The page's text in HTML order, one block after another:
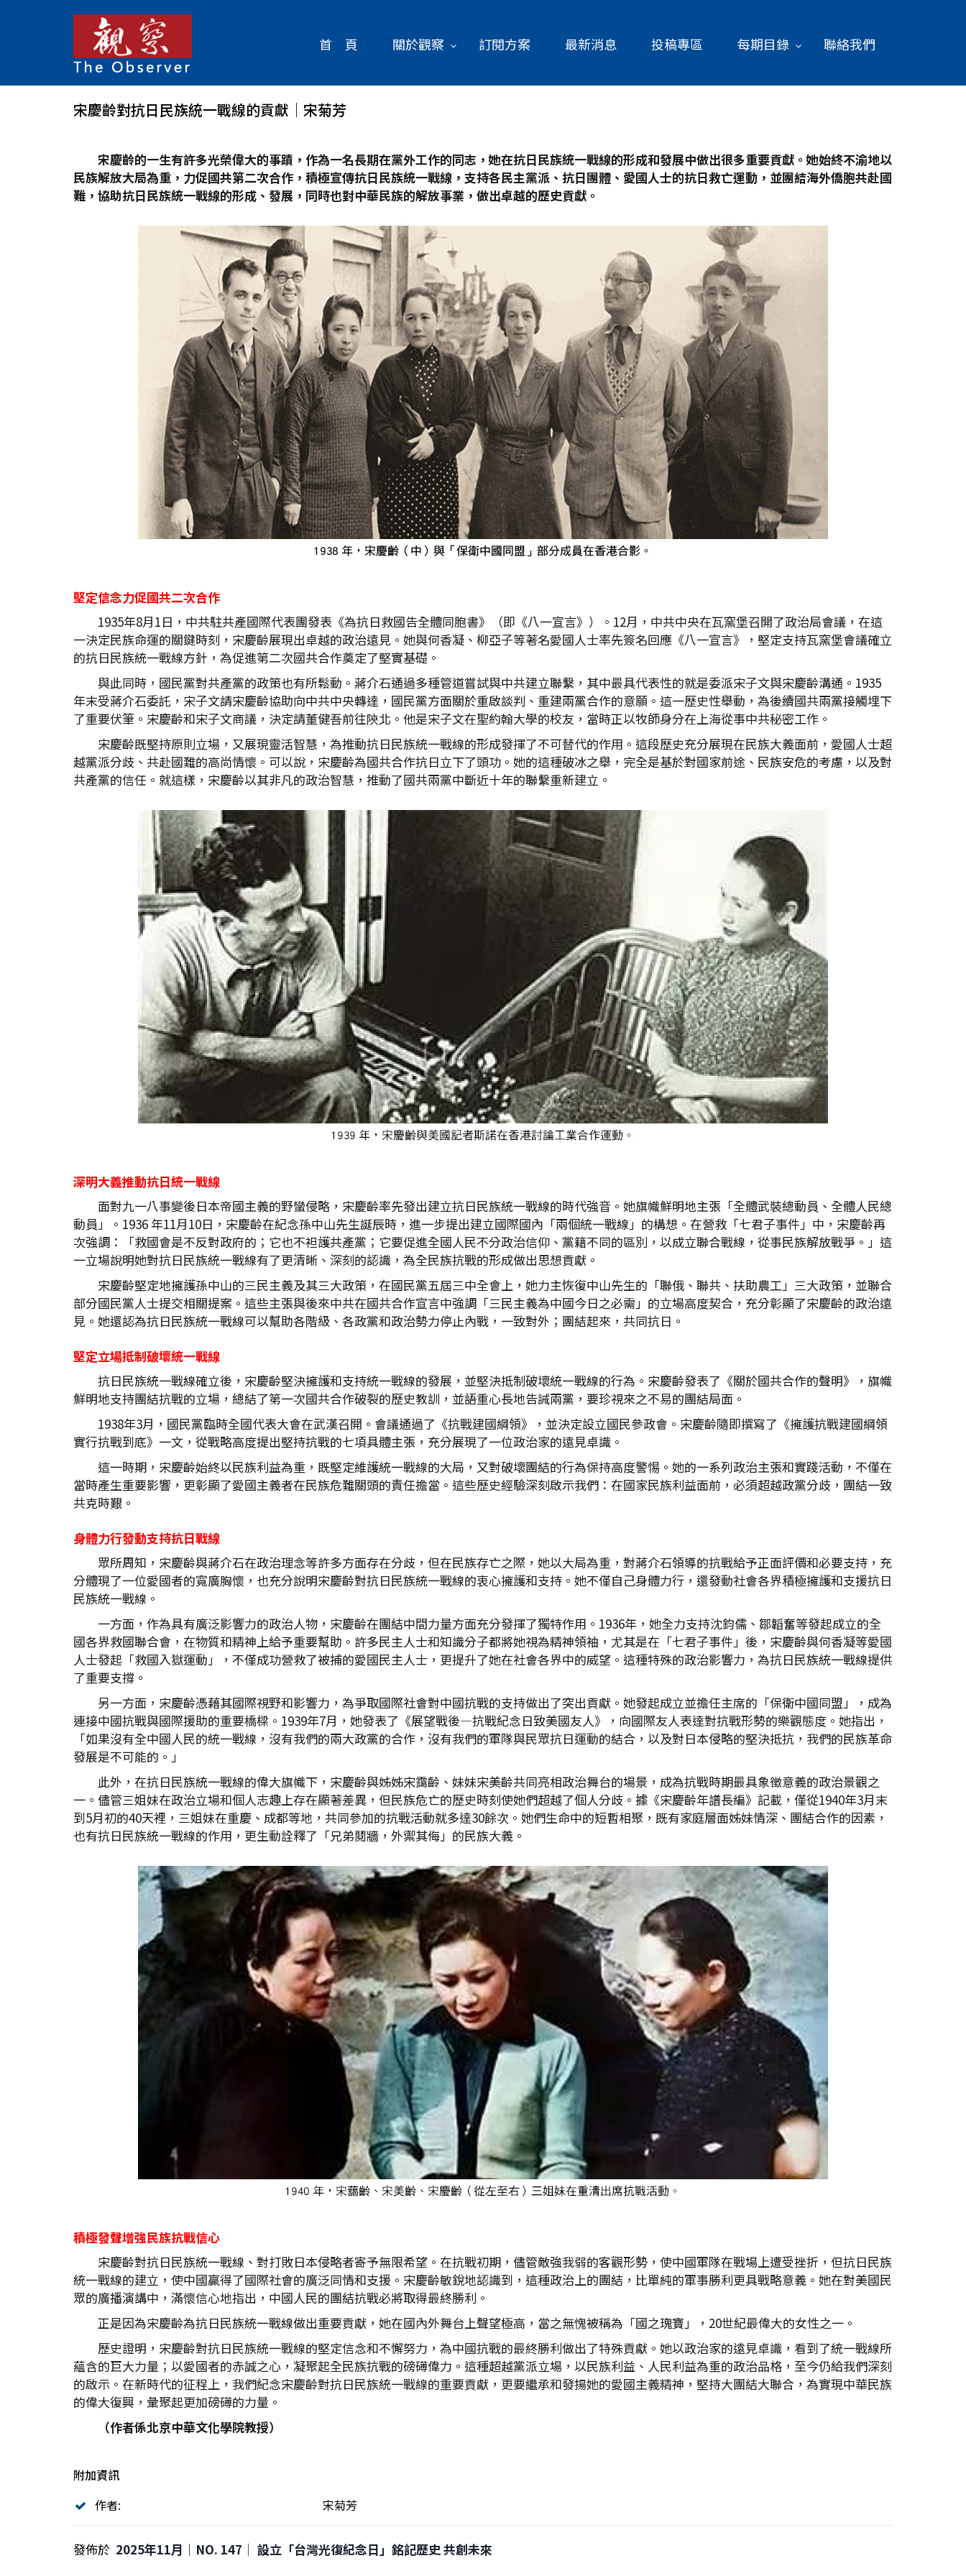
首 頁 關於觀察 訂閱方案 最新消息 投稿專區 每期目錄 聯絡我們
宋慶齡對抗日民族統一戰線的貢獻│宋菊芳
宋慶齡的一生有許多光榮偉大的事蹟，作為一名長期在黨外工作的同志，她在抗日民族統一戰線的形成和發展中做出很多重要貢獻。她始終不渝地以
民族解放大局為重，力促國共第二次合作，積極宣傳抗日民族統一戰線，支持各民主黨派、抗日團體、愛國人士的抗日救亡運動，並團結海外僑胞共赴國
難，協助抗日民族統一戰線的形成、發展，同時也對中華民族的解放事業，做出卓越的歷史貢獻。
堅定信念力促國共二次合作
1935年8月1日，中共駐共產國際代表團發表《為抗日救國告全體同胞書》（即《八一宣言》）。12月，中共中央在瓦窯堡召開了政治局會議，在這
一決定民族命運的關鍵時刻，宋慶齡展現出卓越的政治遠見。她與何香凝、柳亞子等著名愛國人士率先簽名回應《八一宣言》，堅定支持瓦窯堡會議確立
的抗日民族統一戰線方針，為促進第二次國共合作奠定了堅實基礎。
與此同時，國民黨對共產黨的政策也有所鬆動。蔣介石通過多種管道嘗試與中共建立聯繫，其中最具代表性的就是委派宋子文與宋慶齡溝通。1935
年末受蔣介石委託，宋子文請宋慶齡協助向中共中央轉達，國民黨方面關於重啟談判、重建兩黨合作的意願。這一歷史性舉動，為後續國共兩黨接觸埋下
了重要伏筆。宋慶齡和宋子文商議，決定請董健吾前往陝北。他是宋子文在聖約翰大學的校友，當時正以牧師身分在上海從事中共秘密工作。
宋慶齡既堅持原則立場，又展現靈活智慧，為推動抗日民族統一戰線的形成發揮了不可替代的作用。這段歷史充分展現在民族大義面前，愛國人士超
越黨派分歧、共赴國難的高尚情懷。可以說，宋慶齡為國共合作抗日立下了頭功。她的這種破冰之舉，完全是基於對國家前途、民族安危的考慮，以及對
共產黨的信任。就這樣，宋慶齡以其非凡的政治智慧，推動了國共兩黨中斷近十年的聯繫重新建立。
深明大義推動抗日統一戰線
面對九一八事變後日本帝國主義的野蠻侵略，宋慶齡率先發出建立抗日民族統一戰線的時代強音。她旗幟鮮明地主張「全體武裝總動員、全體人民總
動員」。1936 年11月10日，宋慶齡在紀念孫中山先生誕辰時，進一步提出建立國際國內「兩個統一戰線」的構想。在營救「七君子事件」中，宋慶齡再
次強調：「救國會是不反對政府的；它也不袒護共產黨；它要促進全國人民不分政治信仰、黨籍不同的區別，以成立聯合戰線，從事民族解放戰爭。」這
一立場說明她對抗日民族統一戰線有了更清晰、深刻的認識，為全民族抗戰的形成做出思想貢獻。
宋慶齡堅定地擁護孫中山的三民主義及其三大政策，在國民黨五屆三中全會上，她力主恢復中山先生的「聯俄、聯共、扶助農工」三大政策，並聯合
部分國民黨人士提交相關提案。這些主張與後來中共在國共合作宣言中強調「三民主義為中國今日之必需」的立場高度契合，充分彰顯了宋慶齡的政治遠
見。她還認為抗日民族統一戰線可以幫助各階級、各政黨和政治勢力停止內戰，一致對外；團結起來，共同抗日。
堅定立場抵制破壞統一戰線
抗日民族統一戰線確立後，宋慶齡堅決擁護和支持統一戰線的發展，並堅決抵制破壞統一戰線的行為。宋慶齡發表了《關於國共合作的聲明》，旗幟
鮮明地支持團結抗戰的立場，總結了第一次國共合作破裂的歷史教訓，並語重心長地告誡兩黨，要珍視來之不易的團結局面。
1938年3月，國民黨臨時全國代表大會在武漢召開。會議通過了《抗戰建國綱領》，並決定設立國民參政會。宋慶齡隨即撰寫了《擁護抗戰建國綱領
實行抗戰到底》一文，從戰略高度提出堅持抗戰的七項具體主張，充分展現了一位政治家的遠見卓識。
這一時期，宋慶齡始終以民族利益為重，既堅定維護統一戰線的大局，又對破壞團結的行為保持高度警惕。她的一系列政治主張和實踐活動，不僅在
當時產生重要影響，更彰顯了愛國主義者在民族危難關頭的責任擔當。這些歷史經驗深刻啟示我們：在國家民族利益面前，必須超越政黨分歧，團結一致
共克時艱。
身體力行發動支持抗日戰線
眾所周知，宋慶齡與蔣介石在政治理念等許多方面存在分歧，但在民族存亡之際，她以大局為重，對蔣介石領導的抗戰給予正面評價和必要支持，充
分體現了一位愛國者的寬廣胸懷，也充分說明宋慶齡對抗日民族統一戰線的衷心擁護和支持。她不僅自己身體力行，還發動社會各界積極擁護和支援抗日
民族統一戰線。
一方面，作為具有廣泛影響力的政治人物，宋慶齡在團結中間力量方面充分發揮了獨特作用。1936年，她全力支持沈鈞儒、鄒韜奮等發起成立的全
國各界救國聯合會，在物質和精神上給予重要幫助。許多民主人士和知識分子都將她視為精神領袖，尤其是在「七君子事件」後，宋慶齡與何香凝等愛國
人士發起「救國入獄運動」，不僅成功營救了被捕的愛國民主人士，更提升了她在社會各界中的威望。這種特殊的政治影響力，為抗日民族統一戰線提供
了重要支撐。
另一方面，宋慶齡憑藉其國際視野和影響力，為爭取國際社會對中國抗戰的支持做出了突出貢獻。她發起成立並擔任主席的「保衛中國同盟」，成為
連接中國抗戰與國際援助的重要橋樑。1939年7月，她發表了《展望戰後—抗戰紀念日致美國友人》，向國際友人表達對抗戰形勢的樂觀態度。她指出，
「如果沒有全中國人民的統一戰線，沒有我們的兩大政黨的合作，沒有我們的軍隊與民眾抗日運動的結合，以及對日本侵略的堅決抵抗，我們的民族革命
發展是不可能的。」
此外，在抗日民族統一戰線的偉大旗幟下，宋慶齡與姊姊宋靄齡、妹妹宋美齡共同亮相政治舞台的場景，成為抗戰時期最具象徵意義的政治景觀之
一。儘管三姐妹在政治立場和個人志趣上存在顯著差異，但民族危亡的歷史時刻使她們超越了個人分歧。據《宋慶齡年譜長編》記載，僅從1940年3月末
到5月初的40天裡，三姐妹在重慶、成都等地，共同參加的抗戰活動就多達30餘次。她們生命中的短暫相聚，既有家庭層面姊妹情深、團結合作的因素，
也有抗日民族統一戰線的作用，更生動詮釋了「兄弟鬩牆，外禦其侮」的民族大義。
積極發聲增強民族抗戰信心
宋慶齡對抗日民族統一戰線、對打敗日本侵略者寄予無限希望。在抗戰初期，儘管敵強我弱的客觀形勢，使中國軍隊在戰場上遭受挫折，但抗日民族
統一戰線的建立，使中國贏得了國際社會的廣泛同情和支援。宋慶齡敏銳地認識到，這種政治上的團結，比單純的軍事勝利更具戰略意義。她在對美國民
眾的廣播演講中，滿懷信心地指出，中國人民的團結抗戰必將取得最終勝利。
正是因為宋慶齡為抗日民族統一戰線做出重要貢獻，她在國內外舞台上聲望極高，當之無愧被稱為「國之瑰寶」，20世紀最偉大的女性之一。
歷史證明，宋慶齡對抗日民族統一戰線的堅定信念和不懈努力，為中國抗戰的最終勝利做出了特殊貢獻。她以政治家的遠見卓識，看到了統一戰線所
蘊含的巨大力量；以愛國者的赤誠之心，凝聚起全民族抗戰的磅礡偉力。這種超越黨派立場，以民族利益、人民利益為重的政治品格，至今仍給我們深刻
的啟示。在新時代的征程上，我們紀念宋慶齡對抗日民族統一戰線的重要貢獻，更要繼承和發揚她的愛國主義精神，堅持大團結大聯合，為實現中華民族
的偉大復興，彙聚起更加磅礡的力量。
（作者係北京中華文化學院教授）
附加資訊
作者:
宋菊芳
發佈於 2025年11月｜NO. 147│ 設立「台灣光復紀念日」銘記歷史 共創未來